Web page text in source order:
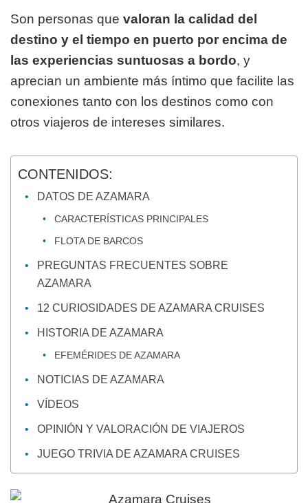
Son personas que valoran la calidad del
destino y el tiempo en puerto por encima de
las experiencias suntuosas a bordo, y
aprecian un ambiente más íntimo que facilite las
conexiones tanto con los destinos como con
otros viajeros de intereses similares.
CONTENIDOS:
DATOS DE AZAMARA
CARACTERÍSTICAS PRINCIPALES
FLOTA DE BARCOS
PREGUNTAS FRECUENTES SOBRE
AZAMARA
12 CURIOSIDADES DE AZAMARA CRUISES
HISTORIA DE AZAMARA
EFEMÉRIDES DE AZAMARA
NOTICIAS DE AZAMARA
VÍDEOS
OPINIÓN Y VALORACIÓN DE VIAJEROS
JUEGO TRIVIA DE AZAMARA CRUISES